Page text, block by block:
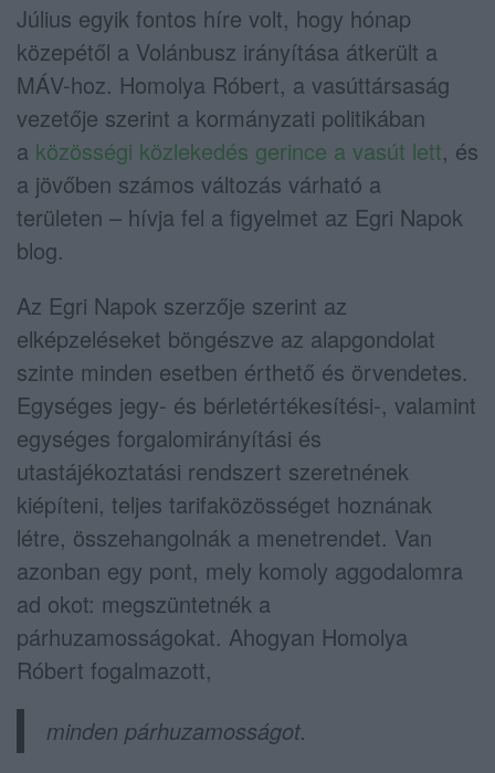
Július egyik fontos híre volt, hogy hónap
közepétől a Volánbusz irányítása átkerült a
MÁV-hoz. Homolya Róbert, a vasúttársaság
vezetője szerint a kormányzati politikában
a közösségi közlekedés gerince a vasút lett, és
a jövőben számos változás várható a
területen – hívja fel a figyelmet az Egri Napok
blog.
Az Egri Napok szerzője szerint az
elképzeléseket böngészve az alapgondolat
szinte minden esetben érthető és örvendetes.
Egységes jegy- és bérletértékesítési-, valamint
egységes forgalomirányítási és
utastájékoztatási rendszert szeretnének
kiépíteni, teljes tarifaközösséget hoznának
létre, összehangolnák a menetrendet. Van
azonban egy pont, mely komoly aggodalomra
ad okot: megszüntetnék a
párhuzamosságokat. Ahogyan Homolya
Róbert fogalmazott,
minden párhuzamosságot.